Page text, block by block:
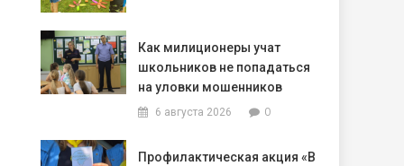
Как милиционеры учат
школьников не попадаться
на уловки мошенников
6 августа 2026 0
Профилактическая акция «В